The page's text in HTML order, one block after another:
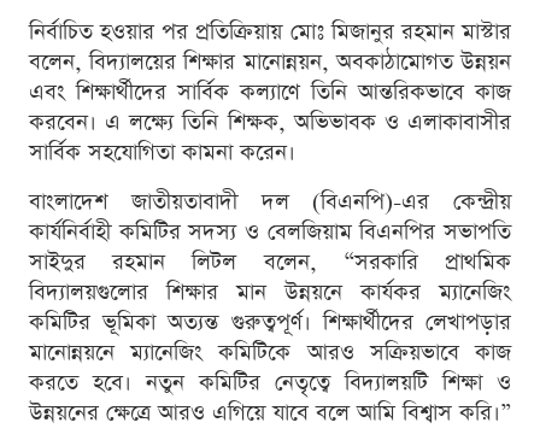
নির্বাচিত হওয়ার পর প্রতিক্রিয়ায় মোঃ মিজানুর রহমান মাস্টার
বলেন, বিদ্যালয়ের শিক্ষার মানোন্নয়ন, অবকাঠামোগত উন্নয়ন
এবং শিক্ষার্থীদের সার্বিক কল্যাণে তিনি আন্তরিকভাবে কাজ
করবেন। এ লক্ষ্যে তিনি শিক্ষক, অভিভাবক ও এলাকাবাসীর
সার্বিক সহযোগিতা কামনা করেন।
বাংলাদেশ জাতীয়তাবাদী দল (বিএনপি)-এর কেন্দ্রীয়
কার্যনির্বাহী কমিটির সদস্য ও বেলজিয়াম বিএনপির সভাপতি
সাইদুর রহমান লিটল বলেন, “সরকারি প্রাথমিক
বিদ্যালয়গুলোর শিক্ষার মান উন্নয়নে কার্যকর ম্যানেজিং
কমিটির ভূমিকা অত্যন্ত গুরুত্বপূর্ণ। শিক্ষার্থীদের লেখাপড়ার
মানোন্নয়নে ম্যানেজিং কমিটিকে আরও সক্রিয়ভাবে কাজ
করতে হবে। নতুন কমিটির নেতৃত্বে বিদ্যালয়টি শিক্ষা ও
উন্নয়নের ক্ষেত্রে আরও এগিয়ে যাবে বলে আমি বিশ্বাস করি।”